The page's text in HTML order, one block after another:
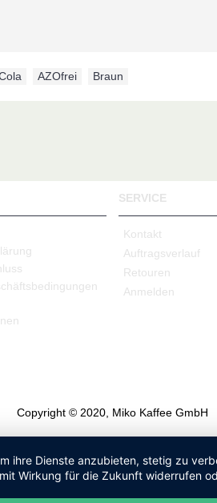
AZOfrei Braun
SERVICE
Kontakt
Auftragsverlauf
Retouren
Anmelden
Copyright © 2020, Miko Kaffee GmbH
ihre Dienste anzubieten, stetig zu
Wirkung für die Zukunft widerrufen